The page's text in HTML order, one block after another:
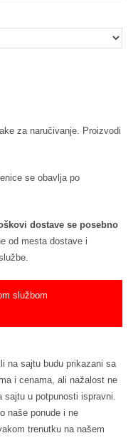
za naručivanje. Proizvodi
se obavlja po
dostave se posebno
od mesta dostave i
službom
na sajtu budu prikazani sa
i cenama, ali nažalost ne
sajtu u potpunosti ispravni.
naše ponude i ne
trenutku na našem